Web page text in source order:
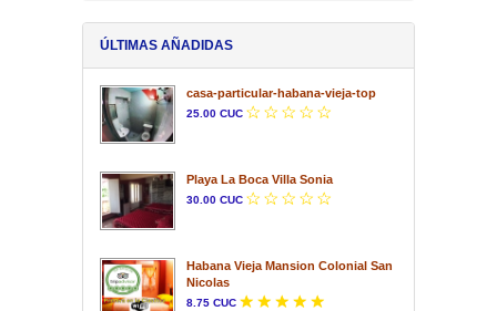
ÚLTIMAS AÑADIDAS
casa-particular-habana-vieja-top
25.00 CUC
Playa La Boca Villa Sonia
30.00 CUC
Habana Vieja Mansion Colonial San
Nicolas
8.75 CUC